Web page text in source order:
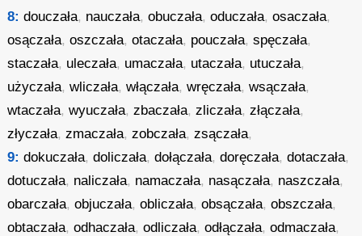
8: douczała, nauczała,obuczała,oduczała,osaczała,
osączała,oszczała,otaczała, pouczała,spęczała,
staczała, uleczała, umaczała, utaczała, utuczała,
użyczała,wliczała,włączała,wręczała,wsączała,
wtaczała,wyuczała,zbaczała,zliczała,złączała,
złyczała,zmaczała,zobczała,zsączała,
9: dokuczała,doliczała,dołączała,doręczała,dotaczała,
dotuczała, naliczała, namaczała, nasączała, naszczała,
obarczała,objuczała,obliczała,obsączała,obszczała,
obtaczała,odhaczała,odliczała,odłączała,odmaczała,